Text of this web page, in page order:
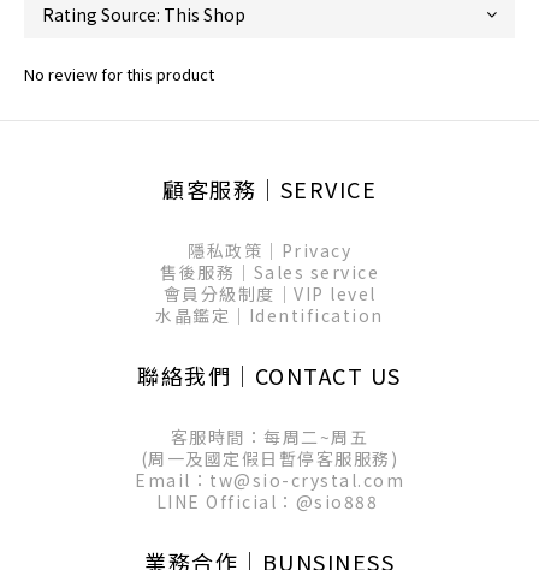
No review for this product
顧客服務│SERVICE
隱私政策│Privacy
售後服務│Sales service
會員分級制度│VIP level
水晶鑑定│Identification
聯絡我們│CONTACT US
客服時間：每周二~周五
(周一及國定假日暫停客服服務)
Email：tw@sio-crystal.com
LINE Official： @sio888
業務合作│BUNSINESS